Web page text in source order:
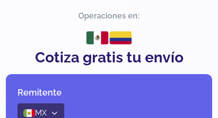
Operaciones en:
Cotiza gratis tu envío
Remitente
MX